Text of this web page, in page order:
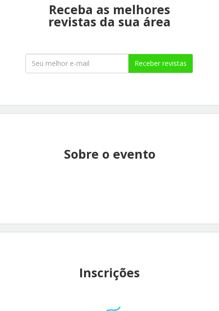
Receba as melhores
revistas da sua área
Receber revistas
Sobre o evento
Inscrições